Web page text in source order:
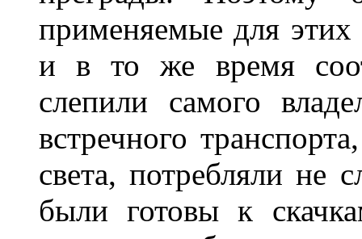
применяемые для
и в то же время
слепили самого
встречного
света, потребляли не
были готовы к